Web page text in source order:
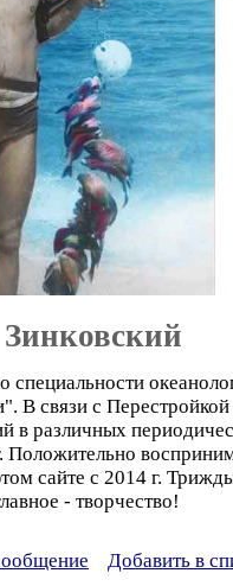
В связи с
в различных
Положительно
сайте с 2014 г.
- творчество!
Добавить в